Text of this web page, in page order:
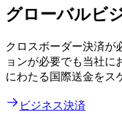
グローバルビ
クロスボーダー決済が
ョンが必要でも当社
にわたる国際送金をス
ビジネス決済